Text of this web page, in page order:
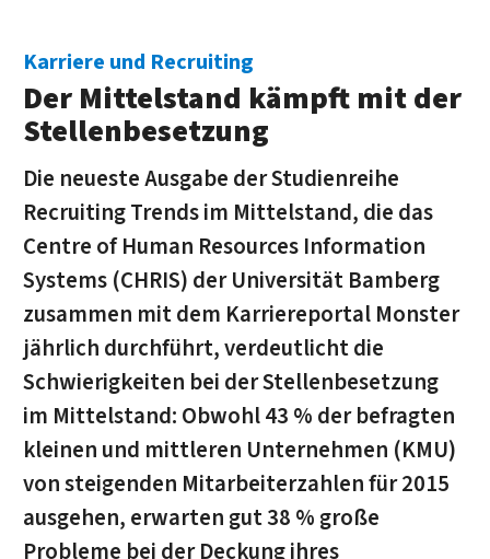
Karriere und Recruiting
Der Mittelstand kämpft mit der
Stellenbesetzung
Die neueste Ausgabe der Studienreihe
Recruiting Trends im Mittelstand, die das
Centre of Human Resources Information
Systems (CHRIS) der Universität Bamberg
zusammen mit dem Karriereportal Monster
jährlich durchführt, verdeutlicht die
Schwierigkeiten bei der Stellenbesetzung
im Mittelstand: Obwohl 43 % der befragten
kleinen und mittleren Unternehmen (KMU)
von steigenden Mitarbeiterzahlen für 2015
ausgehen, erwarten gut 38 % große
Probleme bei der Deckung ihres